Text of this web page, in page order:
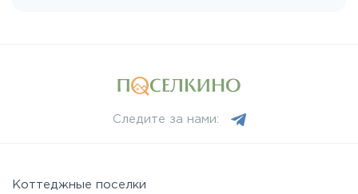
Новорижское
Следите за нами:
Коттеджные поселки